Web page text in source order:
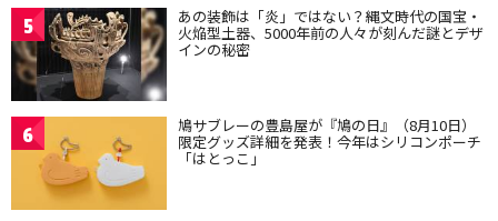
5 あの装飾は「炎」ではない？縄文時代の国宝・
火焔型土器、5000年前の人々が刻んだ謎とデザ
インの秘密
6 鳩サブレーの豊島屋が『鳩の日』（8月10日）
限定グッズ詳細を発表！今年はシリコンポーチ
「はとっこ」